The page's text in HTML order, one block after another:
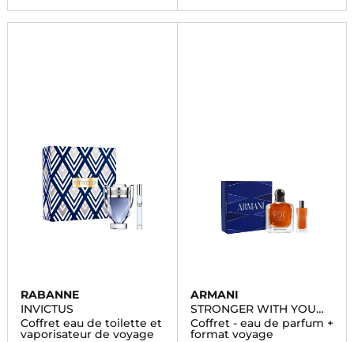
RABANNE
INVICTUS
Coffret eau de toilette et
vaporisateur de voyage
ARMANI
STRONGER WITH YOU
INTENSELY
Coffret - eau de parfum +
format voyage